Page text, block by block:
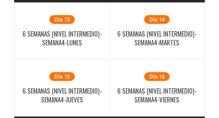
Día 13
6 SEMANAS (NIVEL INTERMEDIO)-
SEMANA4-LUNES
Día 14
6 SEMANAS (NIVEL INTERMEDIO)-
SEMANA4-MARTES
Día 15
6 SEMANAS (NIVEL INTERMEDIO)-
SEMANA4-JUEVES
Día 16
6 SEMANAS (NIVEL INTERMEDIO)-
SEMANA4-VIERNES